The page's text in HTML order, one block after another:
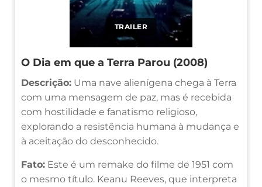
TRAILER
O Dia em que a Terra Parou (2008)
Descrição: Uma nave alienígena chega à Terra
com uma mensagem de paz, mas é recebida
com hostilidade e fanatismo religioso,
explorando a resistência humana à mudança e
à aceitação do desconhecido.
Fato: Este é um remake do filme de 1951 com
o mesmo título. Keanu Reeves, que interpreta